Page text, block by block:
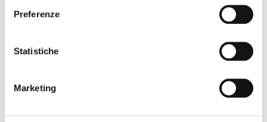
Preferenze
Statistiche
Marketing
Se ti piacciono i video di Officina Efficiente iscriviti al